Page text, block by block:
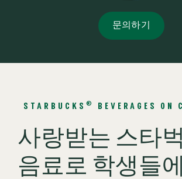
문의하기
STARBUCKS ® BEVERAGES ON
사랑받는 스타
음료로 학생들